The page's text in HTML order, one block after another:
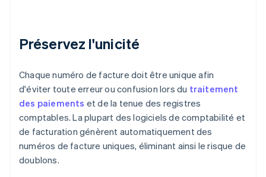
Préservez l'unicité
Chaque numéro de facture doit être unique afin
d'éviter toute erreur ou confusion lors du traitement
des paiements et de la tenue des registres
comptables. La plupart des logiciels de comptabilité et
de facturation génèrent automatiquement des
numéros de facture uniques, éliminant ainsi le risque de
doublons.